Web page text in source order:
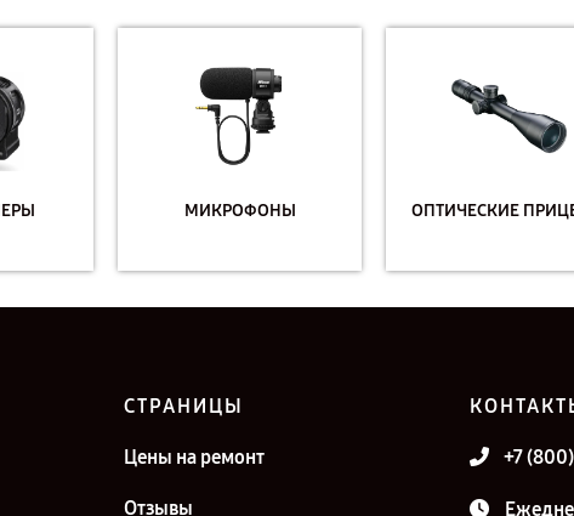
МИКРОФОНЫ ОПТИЧЕСКИЕ
СТРАНИЦЫ
Цены на ремонт
Отзывы
+7